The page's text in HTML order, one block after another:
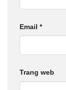
Email *
Trang web